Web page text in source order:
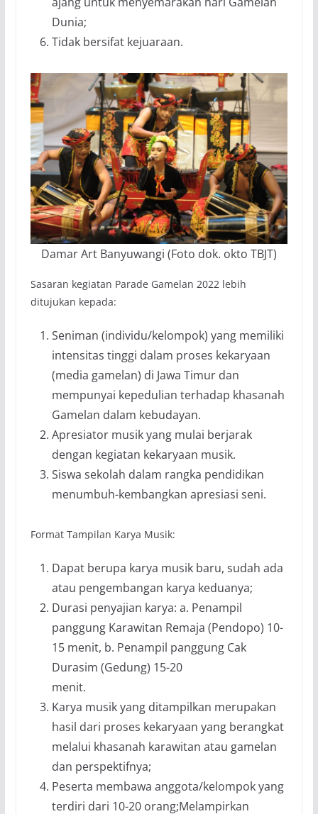
Dunia;
Tidak bersifat kejuaraan.
Damar Art Banyuwangi (Foto dok. okto TBJT)
Sasaran kegiatan Parade Gamelan 2022 lebih
ditujukan kepada:
Seniman (individu/kelompok) yang memiliki
intensitas tinggi dalam proses kekaryaan
(media gamelan) di Jawa Timur dan
mempunyai kepedulian terhadap khasanah
Gamelan dalam kebudayan.
Apresiator musik yang mulai berjarak
dengan kegiatan kekaryaan musik.
Siswa sekolah dalam rangka pendidikan
menumbuh-kembangkan apresiasi seni.
Format Tampilan Karya Musik:
Dapat berupa karya musik baru, sudah ada
atau pengembangan karya keduanya;
Durasi penyajian karya: a. Penampil
panggung Karawitan Remaja (Pendopo) 10-
15 menit, b. Penampil panggung Cak
Durasim (Gedung) 15-20
menit.
Karya musik yang ditampilkan merupakan
hasil dari proses kekaryaan yang berangkat
melalui khasanah karawitan atau gamelan
dan perspektifnya;
Peserta membawa anggota/kelompok yang
terdiri dari 10-20 orang;Melampirkan